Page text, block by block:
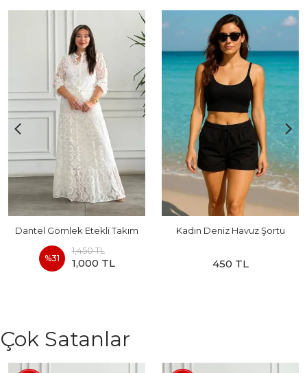
Dantel Gömlek Etekli Takım
%31
1,450 TL
1,000 TL
Kadın Deniz Havuz Şortu
450 TL
Çok Satanlar